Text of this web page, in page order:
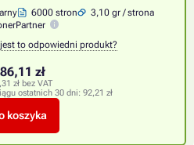
6000 stron
3,10 gr / strona
to odpowiedni produkt?
zł
zł bez VAT
ostatnich 30 dni: 92,21 zł
koszyka